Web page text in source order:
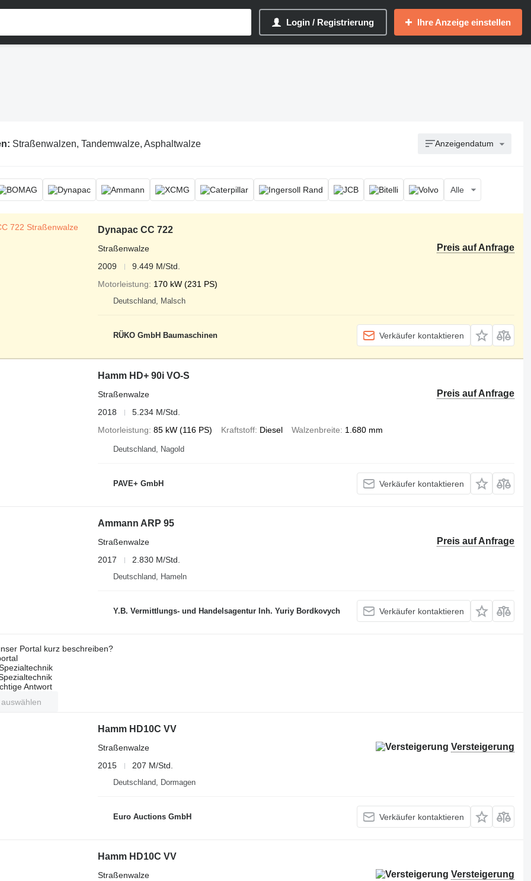
Login / Registrierung Ihre Anzeige einstellen
Straßenwalzen, Tandemwalze, Asphaltwalze Anzeigendatum
Alle
Dynapac CC 722
Preis auf Anfrage
Straßenwalze
2009
9.449 M/Std.
Motorleistung
170 kW (231 PS)
Deutschland, Malsch
RÜKO GmbH Baumaschinen Verkäufer kontaktieren
Hamm HD+ 90i VO-S
Preis auf Anfrage
Straßenwalze
2018
5.234 M/Std.
Motorleistung 85 kW (116 PS) Kraftstoff Diesel Walzenbreite 1.680 mm
Deutschland, Nagold
PAVE+ GmbH Verkäufer kontaktieren
Ammann ARP 95
Preis auf Anfrage
Straßenwalze
2017
2.830 M/Std.
Deutschland, Hameln
Y.B. Vermittlungs- und Handelsagentur Inh. Yuriy Bordkovych Verkäufer kontaktieren
Portal kurz beschreiben?
Antwort
Hamm HD10C VV
Versteigerung
Straßenwalze
2015
207 M/Std.
Deutschland, Dormagen
Euro Auctions GmbH Verkäufer kontaktieren
Hamm HD10C VV
Versteigerung
Straßenwalze